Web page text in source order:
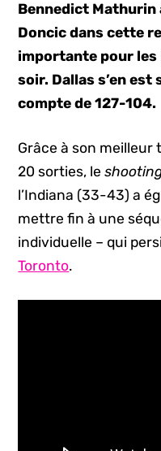
Bennedict Mathurin
Doncic dans cette
importante pour
soir. Dallas s’en
compte de 127-104.
Grâce à son meilleur
20 sorties, le
l’Indiana (33-43) a
mettre fin à une
individuelle – qui
Toronto.